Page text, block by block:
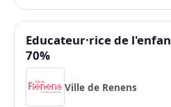
Educateur·rice de
70%
Ville de Renens